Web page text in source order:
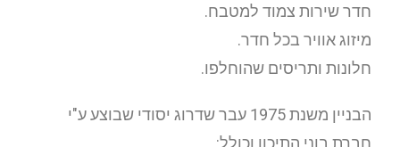
חדר שירות צמוד למטבח.
מיזוג אוויר בכל חדר.
חלונות ותריסים שהוחלפו.
הבניין משנת 1975 עבר שדרוג יסודי שבוצע ע"י
חברת בוני התיכון וכולל: